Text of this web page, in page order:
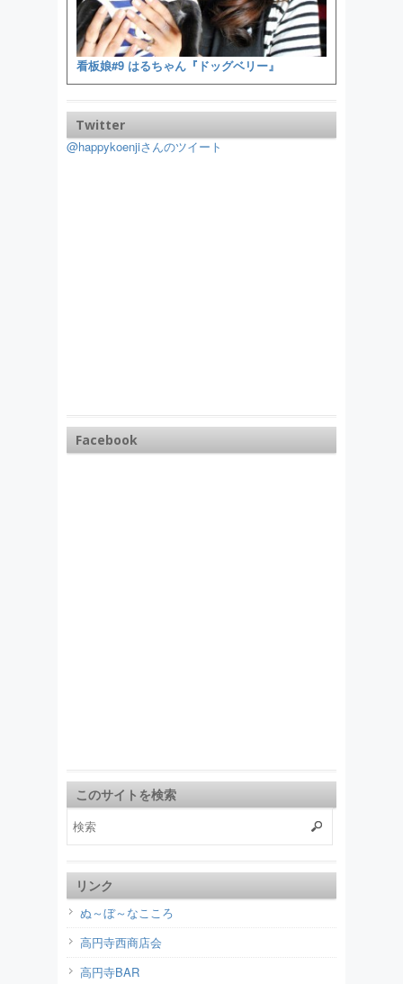
看板娘#9 はるちゃん『ドッグベリー』
Twitter
@happykoenjiさんのツイート
Facebook
このサイトを検索
リンク
ぬ～ぼ～なこころ
高円寺西商店会
高円寺BAR